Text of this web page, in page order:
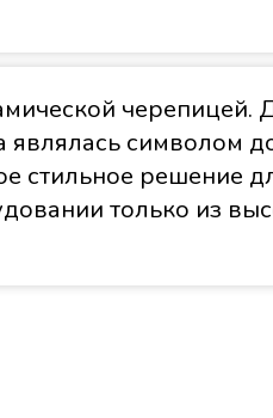
символом
стильное решение
только из